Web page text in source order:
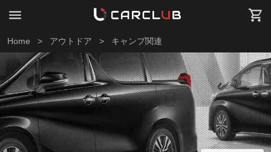
Home > アウトドア > キャンプ関連